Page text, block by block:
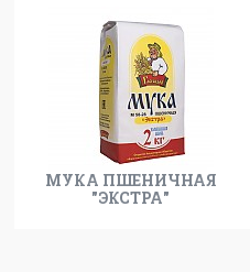
МУКА ПШЕНИЧНАЯ
"ЭКСТРА"